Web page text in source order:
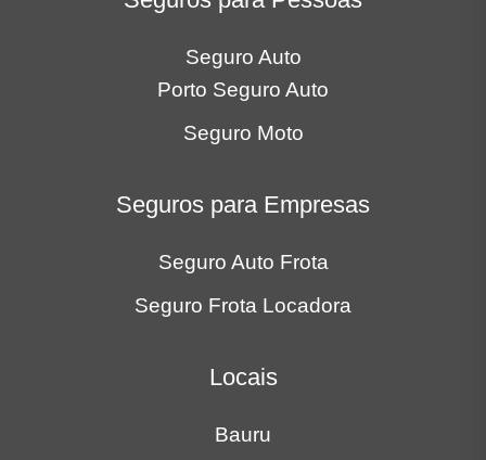
Seguro Auto
Porto Seguro Auto
Seguro Moto
Seguros para Empresas
Seguro Auto Frota
Seguro Frota Locadora
Locais
Bauru